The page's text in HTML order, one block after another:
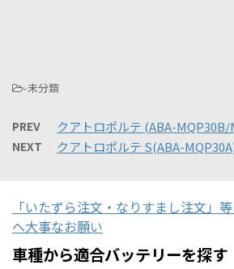
-未分類
PREV クアトロポルテ (ABA-MQP30B/
NEXT クアトロポルテ S(ABA-
「いたずら注文・なりすまし注文」
へ大事なお願い
車種から適合バッテリーを探す